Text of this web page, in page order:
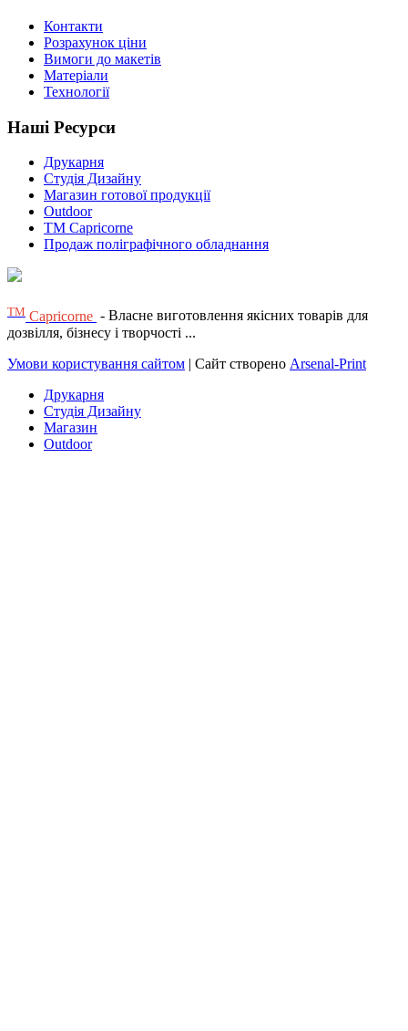
Контакти
Розрахунок ціни
Вимоги до макетів
Матеріали
Технології
Наші Ресурси
Друкарня
Студія Дизайну
Магазин готової продукції
Outdoor
TM Capricorne
Продаж поліграфічного обладнання
ТМ Capricorne - Власне виготовлення якісних товарів для
дозвілля, бізнесу і творчості ...
Умови користування сайтом | Сайт створено Arsenal-Print
Друкарня
Студія Дизайну
Магазин
Outdoor